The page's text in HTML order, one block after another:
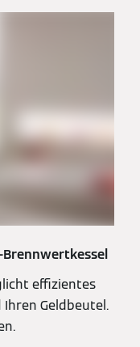
effizientes
Geldbeutel.